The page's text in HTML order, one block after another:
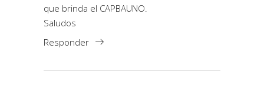
que brinda el CAPBAUNO.
Saludos
Responder